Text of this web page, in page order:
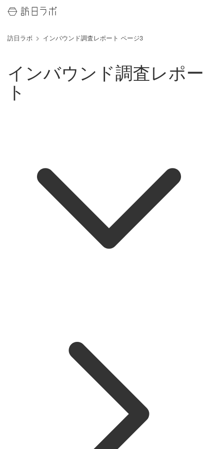
訪日ラボ インバウンド調査レポート ページ3
インバウンド調査レポー
ト